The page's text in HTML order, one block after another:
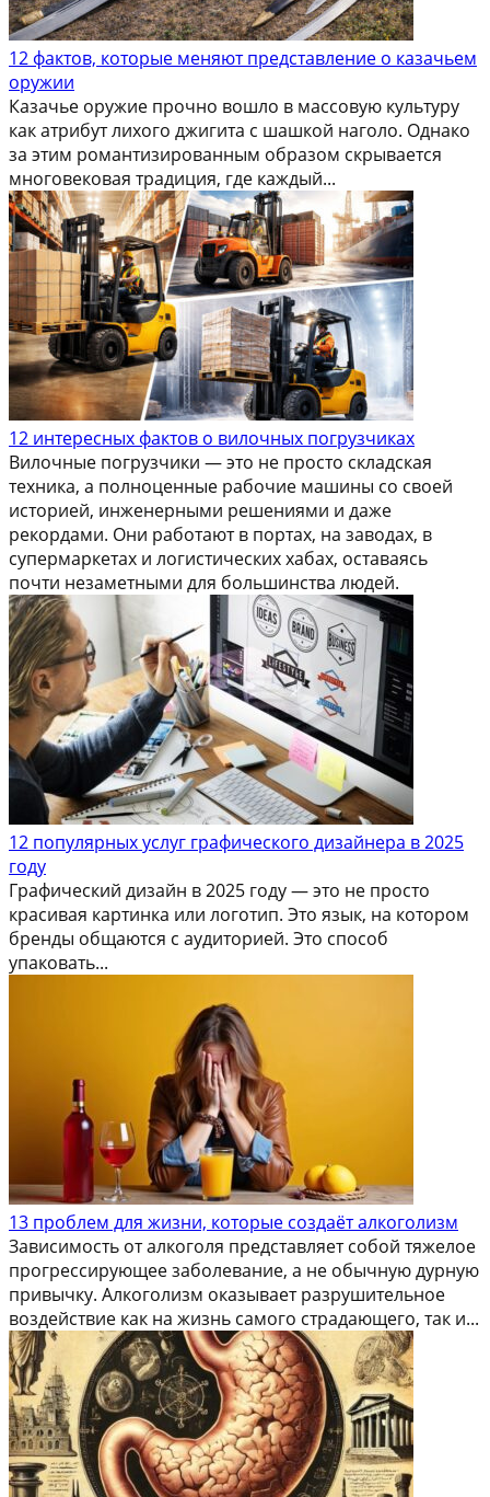
12 фактов, которые меняют представление о казачьем
оружии
Казачье оружие прочно вошло в массовую культуру
как атрибут лихого джигита с шашкой наголо. Однако
за этим романтизированным образом скрывается
многовековая традиция, где каждый...
12 интересных фактов о вилочных погрузчиках
Вилочные погрузчики — это не просто складская
техника, а полноценные рабочие машины со своей
историей, инженерными решениями и даже
рекордами. Они работают в портах, на заводах, в
супермаркетах и логистических хабах, оставаясь
почти незаметными для большинства людей.
12 популярных услуг графического дизайнера в 2025
году
Графический дизайн в 2025 году — это не просто
красивая картинка или логотип. Это язык, на котором
бренды общаются с аудиторией. Это способ
упаковать...
13 проблем для жизни, которые создаёт алкоголизм
Зависимость от алкоголя представляет собой тяжелое
прогрессирующее заболевание, а не обычную дурную
привычку. Алкоголизм оказывает разрушительное
воздействие как на жизнь самого страдающего, так и...